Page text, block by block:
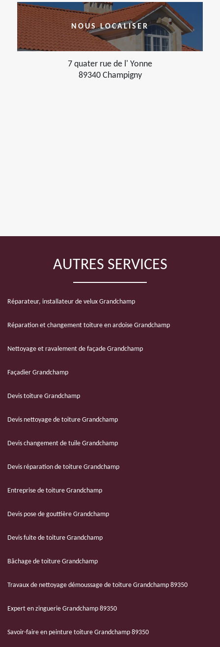
NOUS LOCALISER
7 quater rue de l' Yonne
89340 Champigny
AUTRES SERVICES
Réparateur, installateur de velux Grandchamp
Réparation et changement toiture en ardoise Grandchamp
Nettoyage et ravalement de façade Grandchamp
Façadier Grandchamp
Devis toiture Grandchamp
Devis nettoyage de toiture Grandchamp
Devis changement de tuile Grandchamp
Devis réparation de toiture Grandchamp
Entreprise de toiture Grandchamp
Devis pose de gouttière Grandchamp
Devis fuite de toiture Grandchamp
Bâchage de toiture Grandchamp
Travaux de nettoyage démoussage de toiture Grandchamp 89350
Expert en zinguerie Grandchamp 89350
Savoir-faire en peinture toiture Grandchamp 89350